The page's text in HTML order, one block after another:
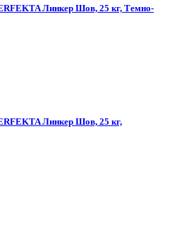
Линкер Шов, 25 кг, Темно-
Линкер Шов, 25 кг,